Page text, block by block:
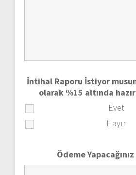
İntihal Raporu İstiyor
olarak %15 altında
Evet
Hayır
Ödeme